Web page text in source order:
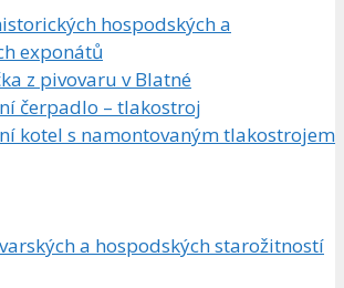
hospodských a
exponátů
z pivovaru v Blatné
čerpadlo – tlakostroj
kotel s namontovaným tlakostrojem
a hospodských starožitností